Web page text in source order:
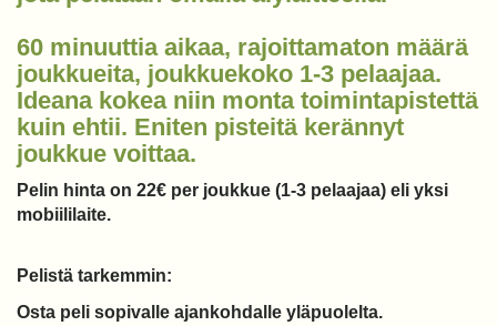
60 minuuttia aikaa, rajoittamaton määrä
joukkueita, joukkuekoko 1-3 pelaajaa.
Ideana kokea niin monta toimintapistettä
kuin ehtii. Eniten pisteitä kerännyt
joukkue voittaa.
Pelin hinta on 22€ per joukkue (1-3 pelaajaa) eli yksi
mobiililaite.
Pelistä tarkemmin:
Osta peli sopivalle ajankohdalle yläpuolelta.